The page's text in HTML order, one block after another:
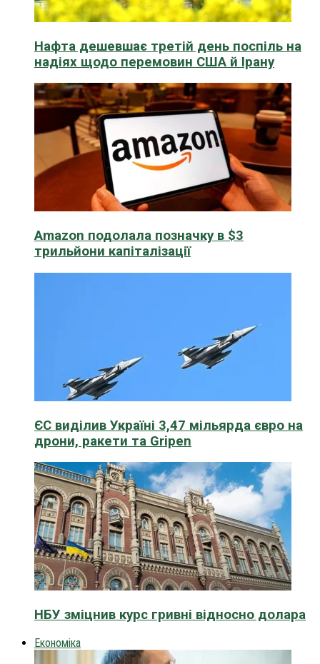
Нафта дешевшає третій день поспіль на
надіях щодо перемовин США й Ірану
Amazon подолала позначку в $3
трильйони капіталізації
ЄС виділив Україні 3,47 мільярда євро на
дрони, ракети та Gripen
НБУ зміцнив курс гривні відносно долара
Економіка